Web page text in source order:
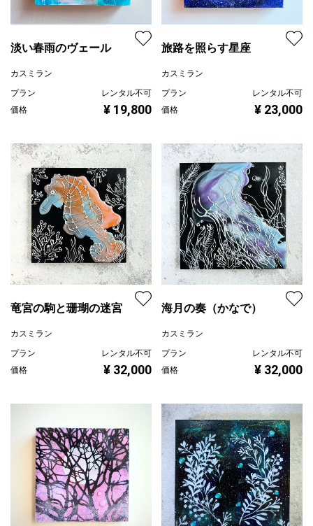
淡い春雨のヴェール
カスミラン
プラン
レンタル不可
価格
¥ 19,800
旅路を照らす星座
カスミラン
プラン
レンタル不可
価格
¥ 23,000
竜宮の駒と珊瑚の迷宮
カスミラン
プラン
レンタル不可
価格
¥ 32,000
海月の奏（かなで）
カスミラン
プラン
レンタル不可
価格
¥ 32,000